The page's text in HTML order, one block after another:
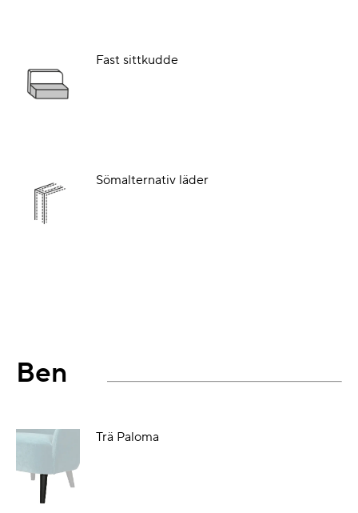
Fast sittkudde
Sömalternativ läder
Ben
Trä Paloma